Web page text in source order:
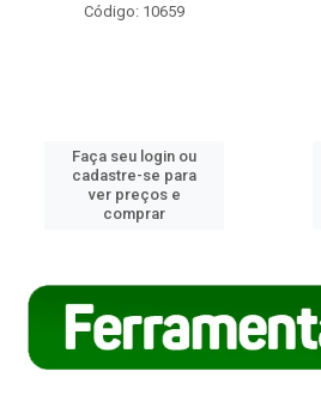
Código: 10659
Faça seu login ou
cadastre-se para
ver preços e
comprar